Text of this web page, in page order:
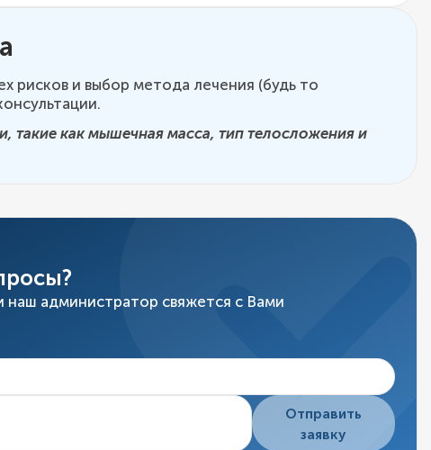
рисков и выбор метода лечения (будь то
такие как мышечная масса, тип телосложения и
наш администратор свяжется с Вами
Отправить
заявку